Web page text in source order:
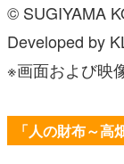
© SUGIYAMA
Developed by
※画面および映
「人の財布～